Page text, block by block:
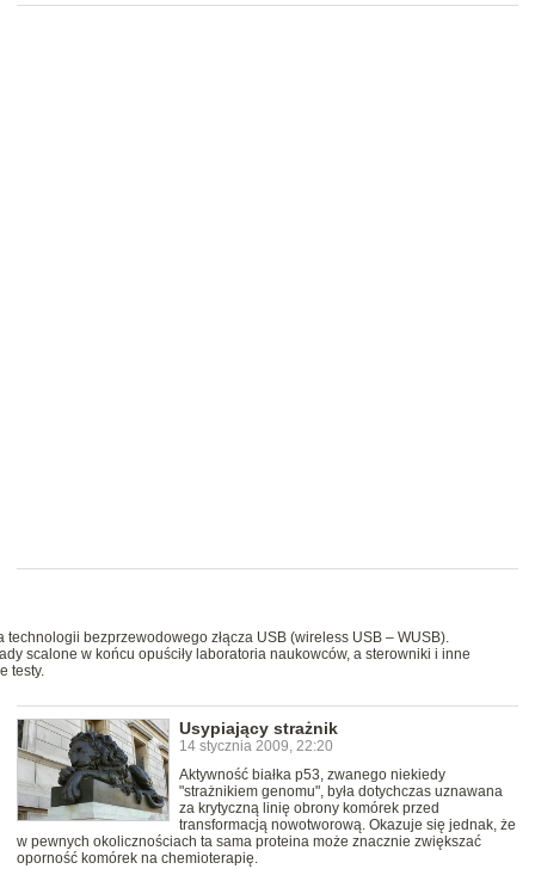
bezprzewodowego złącza USB (wireless USB – WUSB).
scalone w końcu opuściły laboratoria naukowców, a sterowniki i inne
testy.
Usypiający strażnik
14 stycznia 2009, 22:20
Aktywność białka p53, zwanego niekiedy
"strażnikiem genomu", była dotychczas uznawana
za krytyczną linię obrony komórek przed
transformacją nowotworową. Okazuje się jednak, że
w pewnych okolicznościach ta sama proteina może znacznie zwiększać
oporność komórek na chemioterapię.